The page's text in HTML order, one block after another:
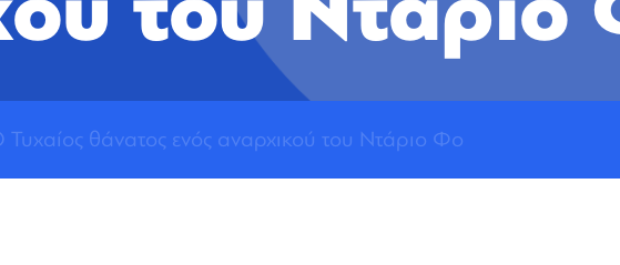
θάνατος ενός αναρχικού του Ντάριο Φο